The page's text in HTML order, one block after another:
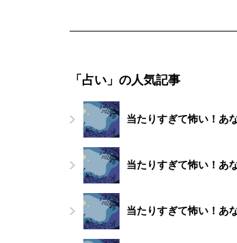
「占い」の人気記事
当たりすぎて怖い！あ
当たりすぎて怖い！あ
当たりすぎて怖い！あ